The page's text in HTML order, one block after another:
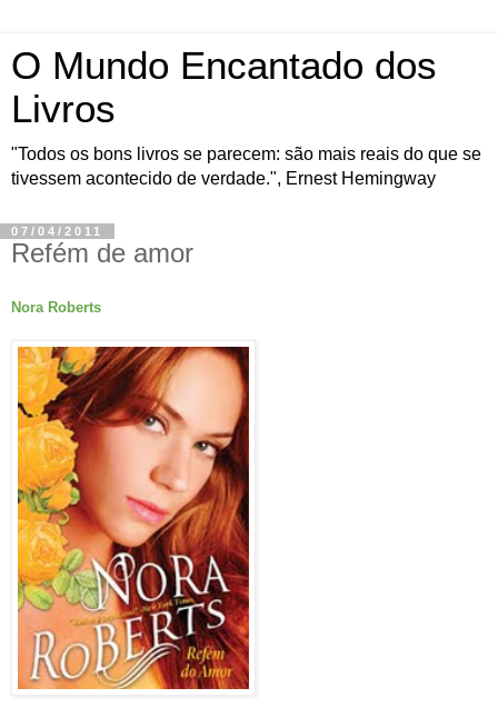
O Mundo Encantado dos
Livros
"Todos os bons livros se parecem: são mais reais do que se
tivessem acontecido de verdade.", Ernest Hemingway
07/04/2011
Refém de amor
Nora Roberts